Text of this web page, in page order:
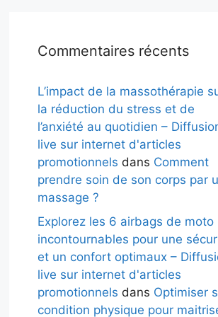
Commentaires récents
L’impact de la massothérapie
la réduction du stress et de
l’anxiété au quotidien –
live sur internet d'articles
promotionnels dans Comment
prendre soin de son corps par
massage ?
Explorez les 6 airbags de moto
incontournables pour une
et un confort optimaux –
live sur internet d'articles
promotionnels dans Optimiser
condition physique pour